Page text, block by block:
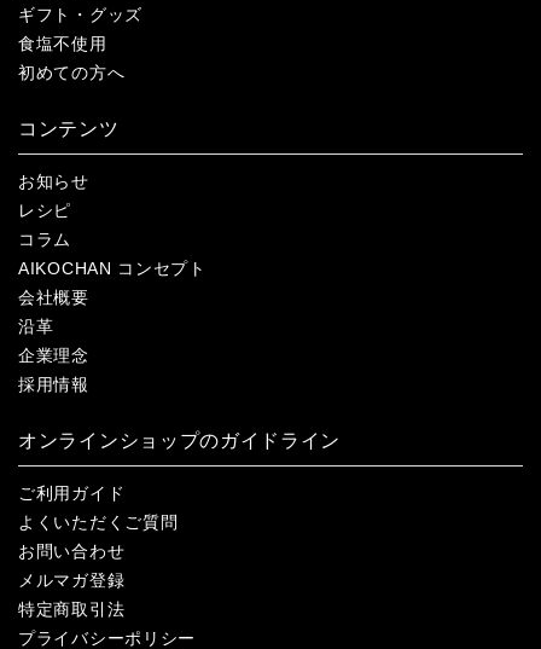
ギフト・グッズ
食塩不使用
初めての方へ
コンテンツ
お知らせ
レシピ
コラム
AIKOCHAN コンセプト
会社概要
沿革
企業理念
採用情報
オンラインショップのガイドライン
ご利用ガイド
よくいただくご質問
お問い合わせ
メルマガ登録
特定商取引法
プライバシーポリシー